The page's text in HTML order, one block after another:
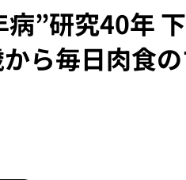
病”研究40年
ら毎日肉食